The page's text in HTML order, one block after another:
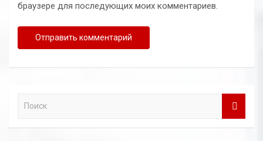
браузере для последующих моих комментариев.